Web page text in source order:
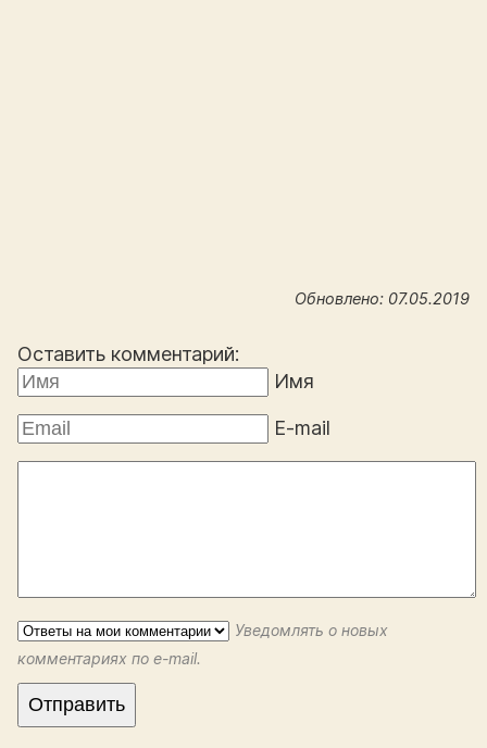
Обновлено: 07.05.2019
Оставить комментарий:
Имя
E-mail
Уведомлять о новых
комментариях по e-mail.